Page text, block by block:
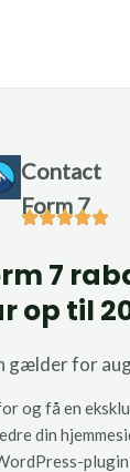
Contact
Form 7
7
op til
gælder for
og få en
din